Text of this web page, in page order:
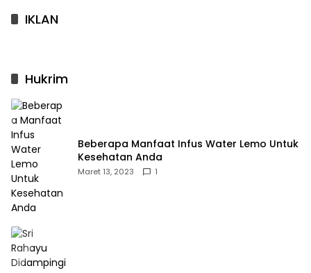
IKLAN
Hukrim
Beberapa Manfaat Infus Water Lemo Untuk
Kesehatan Anda
Maret 13, 2023 1